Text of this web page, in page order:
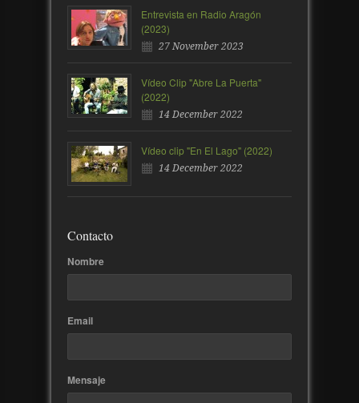
Entrevista en Radio Aragón
(2023)
27 November 2023
Vídeo Clip "Abre La Puerta"
(2022)
14 December 2022
Vídeo clip "En El Lago" (2022)
14 December 2022
Contacto
Nombre
Email
Mensaje